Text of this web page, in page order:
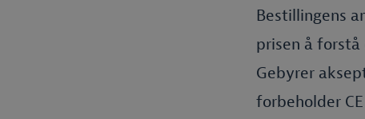
Bestillingens
prisen å
Gebyrer
forbeholder